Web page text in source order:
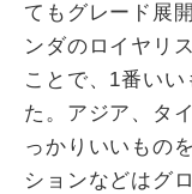
てもグレード展
ンダのロイヤリ
ことで、 1番いい
た。アジア、タ
っかりいいもの
ションなどはグ